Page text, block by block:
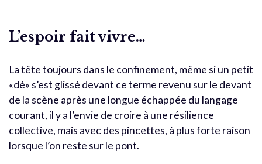
L’espoir fait vivre…
La tête toujours dans le confinement, même si un petit
«dé» s’est glissé devant ce terme revenu sur le devant
de la scène après une longue échappée du langage
courant, il y a l’envie de croire à une résilience
collective, mais avec des pincettes, à plus forte raison
lorsque l’on reste sur le pont.